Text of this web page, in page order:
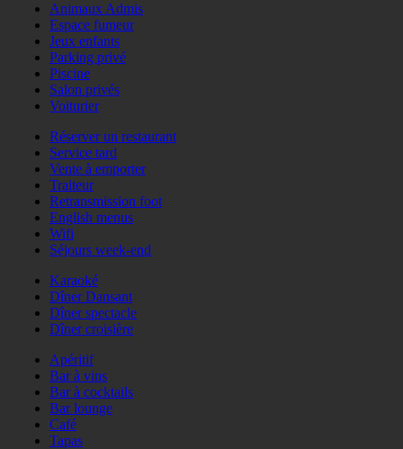
Animaux Admis
Espace fumeur
Jeux enfants
Parking privé
Piscine
Salon privés
Voiturier
Réserver un restaurant
Service tard
Vente à emporter
Traiteur
Retransmission foot
English menus
Wifi
Séjours week-end
Karaoké
Dîner Dansant
Dîner spectacle
Dîner croisière
Apéritif
Bar à vins
Bar à cocktails
Bar lounge
Café
Tapas